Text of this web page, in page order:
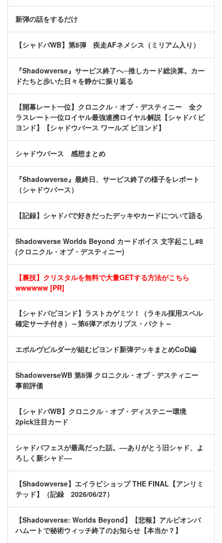
新弾の話をするだけ
【シャドバWB】第8弾 疾走AFネメシス（ミリアム入り）
『Shadowverse』サービス終了へ─推しカード総決算。カー
ドたちと歩いた日々を静かに振り返る
【開幕レート一位】クロニクル・オブ・デスティニー 全ク
ラスレート一位ロイヤル最強連携ロイヤル解説【シャドバ ビ
ヨンド】【シャドウバース ワールズ ビヨンド】
シャドウバース 感想まとめ
『Shadowverse』最終日、サービス終了の様子をレポート
（シャドウバース）
【記録】シャドバで好きだったデッキやカードについて語る
Shadowverse Worlds Beyond カードボイス 文字起こし#8
(クロニクル・オブ・デスティニー)
【裏技】クリスタルを無料で大量GETする方法がこちら
wwwwww [PR]
【シャドバビヨンド】ラストカゲミツ！（ラキル採用スペル
確定サーチ付き）～第6弾アポカリプス・パクト～
エボルヴビルダーが組むビヨンド新弾デッキまとめCoD編
ShadowverseWB 第8弾 クロニクル・オブ・デスティニー
事前評価
【シャドバWB】クロニクル・オブ・ディステニー環境
2pick注目カード
シャドバフェスが最高だった話。––ありがとう旧シャド、よ
ろしく新シャド––
【Shadowverse】エイラビショップ THE FINAL【アンリミ
テッド】（記録 2026/06/27）
【Shadowverse: Worlds Beyond】【悲報】アルビオンバ
ハムートで秘術ウィッチ終了のお知らせ【本当か？】